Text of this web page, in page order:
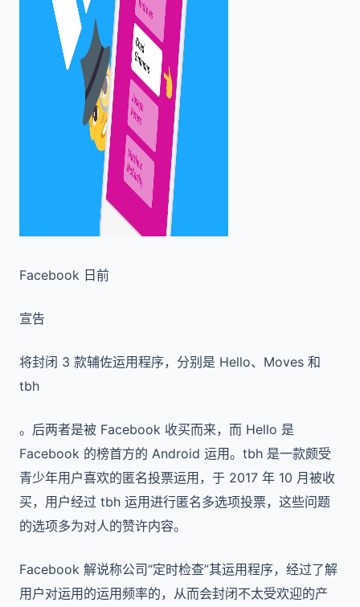
Facebook 日前
宣告
将封闭 3 款辅佐运用程序，分别是 Hello、Moves 和
tbh
。后两者是被 Facebook 收买而来，而 Hello 是
Facebook 的榜首方的 Android 运用。tbh 是一款颇受
青少年用户喜欢的匿名投票运用，于 2017 年 10 月被收
买，用户经过 tbh 运用进行匿名多选项投票，这些问题
的选项多为对人的赞许内容。
Facebook 解说称公司“定时检查”其运用程序，经过了解
用户对运用的运用频率的，从而会封闭不太受欢迎的产